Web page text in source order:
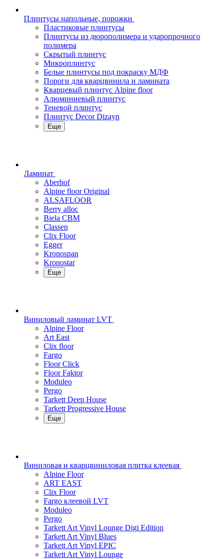
Плинтусы напольные, порожки
Пластиковые плинтусы
Плинтусы из дюрополимера и ударопрочного
полимера
Скрытый плинтус
Микроплинтус
Белые плинтусы под покраску МДФ
Пороги для кварцвинила и ламината
Кварцевый плинтус Alpine floor
Алюминиевый плинтус
Теневой плинтус
Плинтус Decor Dizayn
Еще
Ламинат
Aberhof
Alpine floor Original
ALSAFLOOR
Berry alloc
Biela CBM
Classen
Clix Floor
Egger
Kronospan
Kronostar
Еще
Виниловый ламинат LVT
Alpine Floor
Art East
Clix floor
Fargo
Floor Click
Floor Faktor
Moduleo
Pergo
Tarkett Deep House
Tarkett Progressive House
Еще
Виниловая и кварцвиниловая плитка клеевая
Alpine Floor
ART EAST
Clix Floor
Fargo клеевой LVT
Moduleo
Pergo
Tarkett Art Vinyl Lounge Digi Edition
Tarkett Art Vinyl Blues
Tarkett Art Vinyl EPIC
Tarkett Art Vinyl Lounge